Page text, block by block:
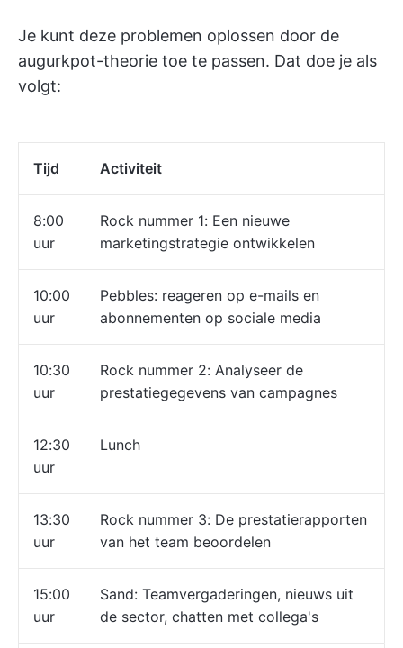
Je kunt deze problemen oplossen door de
augurkpot-theorie toe te passen. Dat doe je als
volgt:
Tijd Activiteit
8:00
uur
Rock nummer 1: Een nieuwe
marketingstrategie ontwikkelen
10:00
uur
Pebbles: reageren op e-mails en
abonnementen op sociale media
10:30
uur
Rock nummer 2: Analyseer de
prestatiegegevens van campagnes
12:30
uur
Lunch
13:30
uur
Rock nummer 3: De prestatierapporten
van het team beoordelen
15:00
uur
Sand: Teamvergaderingen, nieuws uit
de sector, chatten met collega's